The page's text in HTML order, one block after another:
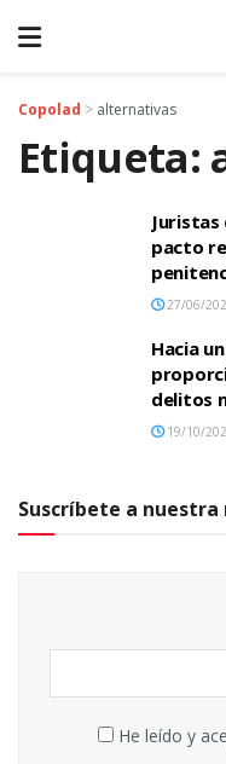
Copolad > alternativas
Etiqueta:
pacto
27/06/
Hacia
delitos
19/10/
Suscríbete a
He leído y